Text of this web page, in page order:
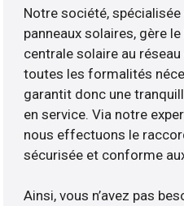
Notre société,
panneaux solaires, gère
centrale solaire au
toutes les formalités
garantit donc une
en service. Via notre
nous effectuons le
sécurisée et conforme
Ainsi, vous n’avez pas